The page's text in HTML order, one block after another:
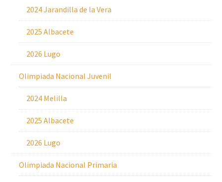
2024 Jarandilla de la Vera
2025 Albacete
2026 Lugo
Olimpiada Nacional Juvenil
2024 Melilla
2025 Albacete
2026 Lugo
Olimpiada Nacional Primaria